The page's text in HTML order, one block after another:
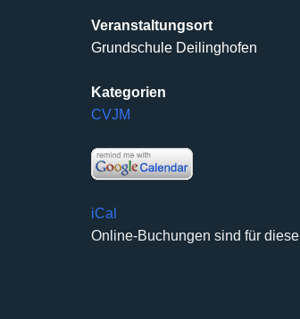
Veranstaltungsort
Grundschule Deilinghofen
Kategorien
CVJM
iCal
Online-Buchungen sind für